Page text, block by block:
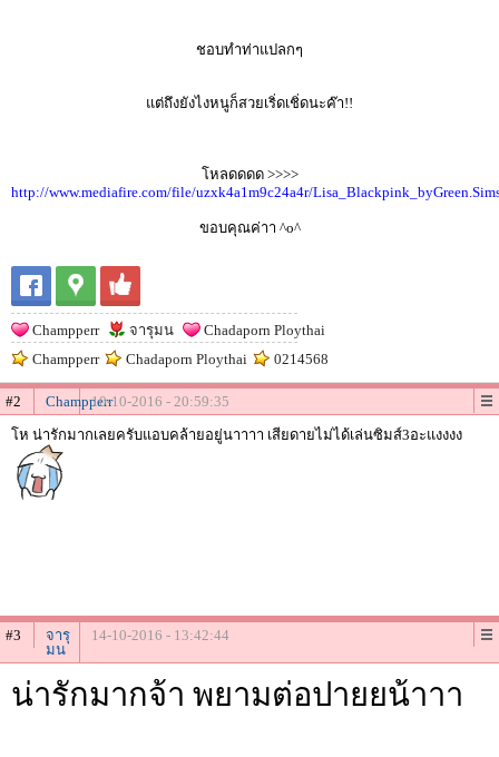
ชอบทำท่าแปลกๆ
แต่ถึงยังไงหนูก็สวยเริ่ดเชิ่ดนะค๊า!!
โหลดดดด >>>>
http://www.mediafire.com/file/uzxk4a1m9c24a4r/
ขอบคุณค่าา ^o^
Champperr จารุมน
Chadaporn Ploythai
Champperr
Chadaporn Ploythai 0214568
#2 Champperr10-10-2016 - 20:59:35
โห น่ารักมากเลยครับแอบคล้ายอยู่นาาาา เสียดายไม่ได้เล่นซิมส์3อะแงงงง
#3
จารุ
มน
14-10-2016 - 13:42:44
น่ารักมากจ้า พยามต่อปายยน้าาา